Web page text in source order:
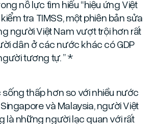
nỗ lực tìm hiểu “hiệu ứng Việt
kiểm tra TIMSS, một phiên bản sửa
người Việt Nam vượt trội hơn rất
dân ở các nước khác có GDP
tương tự. ” *
thấp hơn so với nhiều nước
và Malaysia, người Việt
là những người lạc quan với rất